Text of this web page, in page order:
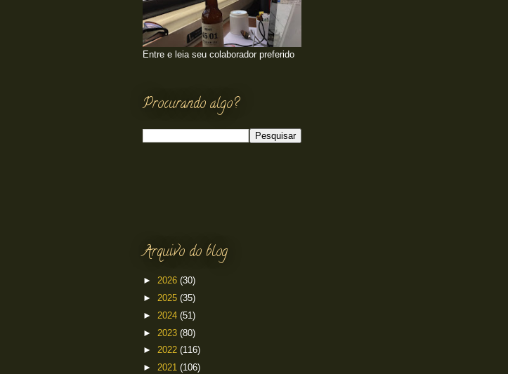
Entre e leia seu colaborador preferido
Procurando algo?
Arquivo do blog
► 2026 (30)
► 2025 (35)
► 2024 (51)
► 2023 (80)
► 2022 (116)
► 2021 (106)